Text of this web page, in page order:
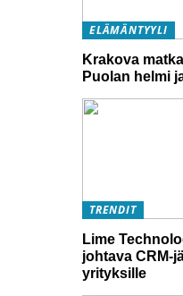
ELÄMÄNTYYLI
Krakova
Puolan helmi
TRENDIT
Lime
johtava CRM-
yrityksille